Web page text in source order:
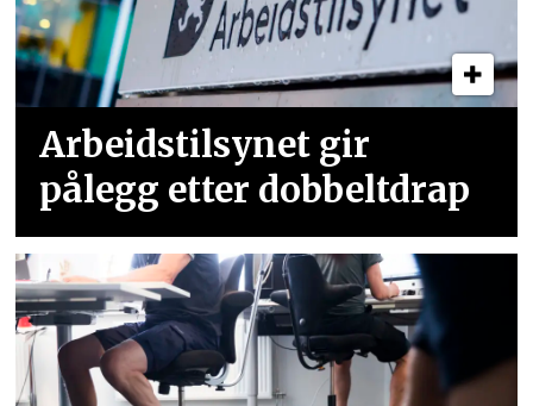
Arbeidstilsynet gir
pålegg etter dobbeltdrap